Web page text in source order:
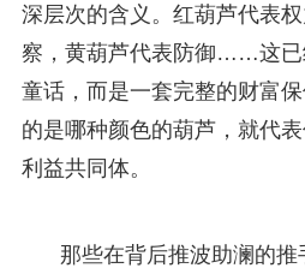
深层次的含义。红葫芦代表
察，黄葫芦代表防御……这已
童话，而是一套完整的财富
的是哪种颜色的葫芦，就代
利益共同体。
那些在背后推波助澜的